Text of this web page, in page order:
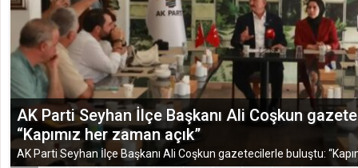
TÜGEM Adana Temmuz Ayı Toplantısında Yol